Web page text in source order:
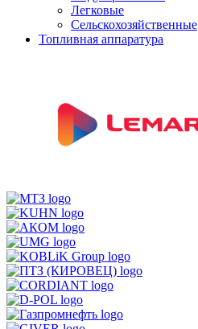
Легковые
Сельскохозяйственные
Топливная аппаратура